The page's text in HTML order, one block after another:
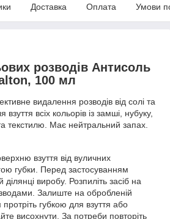
Доставка Оплата Умови
розводів Антисоль
100 мл
видалення розводів від солі та
взуття всіх кольорів із замші, нубуку,
текстилю. Має нейтральний запах.
взуття від вуличних
губки. Перед застосуванням
ділянці виробу. Розпиліть засіб на
Залиште на обробленій
губкою для взуття або
висохнути. За потреби повторіть